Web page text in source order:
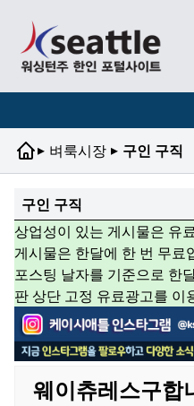
▸ 벼룩시장 ▸ 구인 구직
구인 구직
상업성이 있는 게시물은 유
게시물은 한달에 한 번 무료
포스팅 날자를 기준으로 한
판 상단 고정 유료광고를 이
웨이츄레스구합